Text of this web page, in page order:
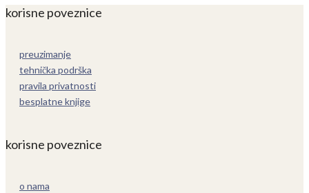
korisne poveznice
preuzimanje
tehnička podrška
pravila privatnosti
besplatne knjige
korisne poveznice
o nama